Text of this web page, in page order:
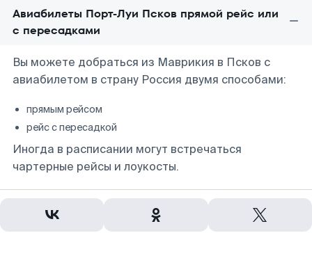
Авиабилеты Порт-Луи Псков прямой рейс или
с пересадками
Вы можете добраться из Маврикия в Псков с
авиабилетом в страну Россия двумя способами:
прямым рейсом
рейс с пересадкой
Иногда в расписании могут встречаться
чартерные рейсы и лоукосты.